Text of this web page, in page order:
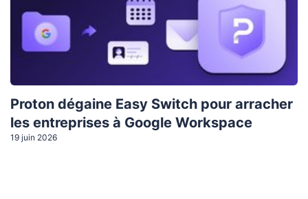
Proton dégaine Easy Switch pour arracher
les entreprises à Google Workspace
19 juin 2026